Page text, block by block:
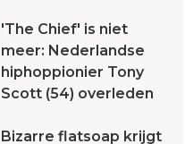
'The Chief' is niet
meer: Nederlandse
hiphoppionier Tony
Scott (54) overleden
Bizarre flatsoap krijgt